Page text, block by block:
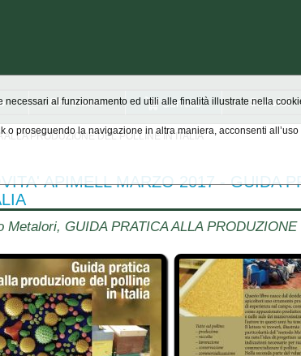
Chi siamo Scrivici
PRODUZIONE DEL POLLINE IN ITALIA
APIMELL MARZO 2017 - GUIDA
Metalori, GUIDA PRATICA ALLA
al funzionamento ed utili alle finalità illustrate nella
proseguendo la navigazione in altra maniera, acconsenti all’uso